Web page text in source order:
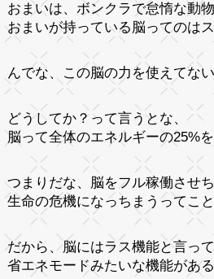
おまいは、ボンクラで怠惰な動
おまいが持っている脳ってのは
んでな、この脳の力を使えてない
どうしてか？って言うとな、
脳って全体のエネルギーの25%
つまりだな、脳をフル稼働させ
生命の危機になっちまうってこ
だから、脳にはラス機能と言っ
省エネモードみたいな機能があ